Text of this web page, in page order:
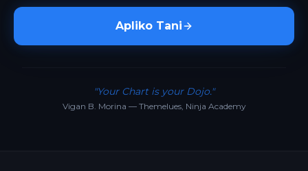
Apliko Tani
"Your Chart is your Dojo."
Vigan B. Morina — Themelues, Ninja Academy